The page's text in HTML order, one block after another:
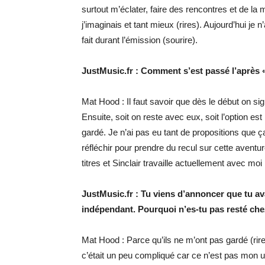
surtout m’éclater, faire des rencontres et de la
j’imaginais et tant mieux (rires). Aujourd’hui je
fait durant l’émission (sourire).
JustMusic.fr : Comment s’est passé
Mat Hood : Il faut savoir que dès le début on
Ensuite, soit on reste avec eux, soit l’option
gardé. Je n’ai pas eu tant de propositions que
réfléchir pour prendre du recul sur cette
titres et Sinclair travaille actuellement avec moi
JustMusic.fr : Tu viens d’annoncer que tu
indépendant. Pourquoi n’es-tu pas resté
Mat Hood : Parce qu’ils ne m’ont pas gardé
c’était un peu compliqué car ce n’est pas